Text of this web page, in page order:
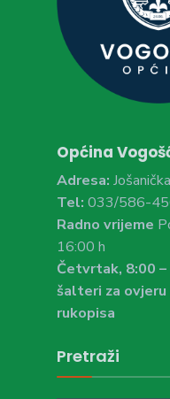
Općina
Adresa:
Tel: 033/586-
Radno vrijeme
16:00 h
Četvrtak, 8:00
šalteri za
rukopisa
Pretraži